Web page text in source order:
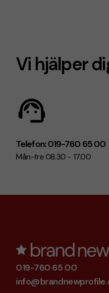
Vi hjälper
Telefon: 019-760 65 00
Mån-fre 08.30 - 17.00
019-760 65 00